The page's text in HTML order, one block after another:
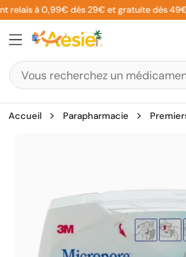
Aller
au
contenu
à 0,99€ dès 29€ et gratuite dès 49€ !
Accueil Parapharmacie